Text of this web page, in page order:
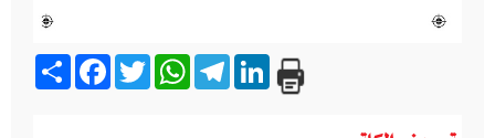
Share
FacebookTwitter
WhatsApp
Telegram
LinkedIn